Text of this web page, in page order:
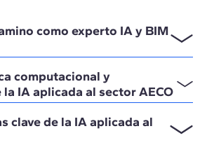
como experto IA y BIM
computacional y
IA aplicada al sector AECO
clave de la IA aplicada al